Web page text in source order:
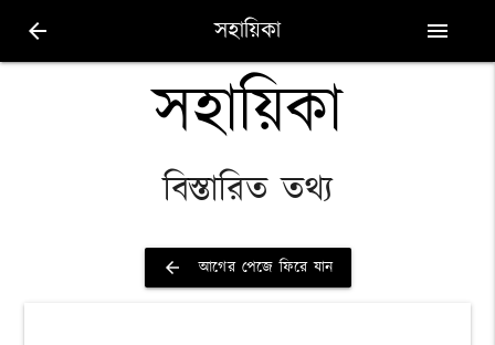
arrow_back সহায়িকা menu
সহায়িকা
বিস্তারিত তথ্য
arrow_back আগের পেজে ফিরে যান